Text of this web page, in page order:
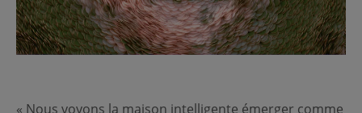
« Nous voyons la maison intelligente émerger comme